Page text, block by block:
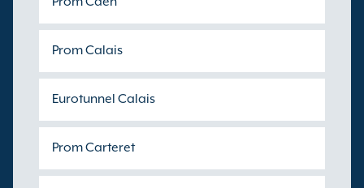
Prom Calais
Eurotunnel Calais
Prom Carteret